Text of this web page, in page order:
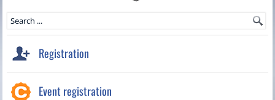
Registration
Event registration